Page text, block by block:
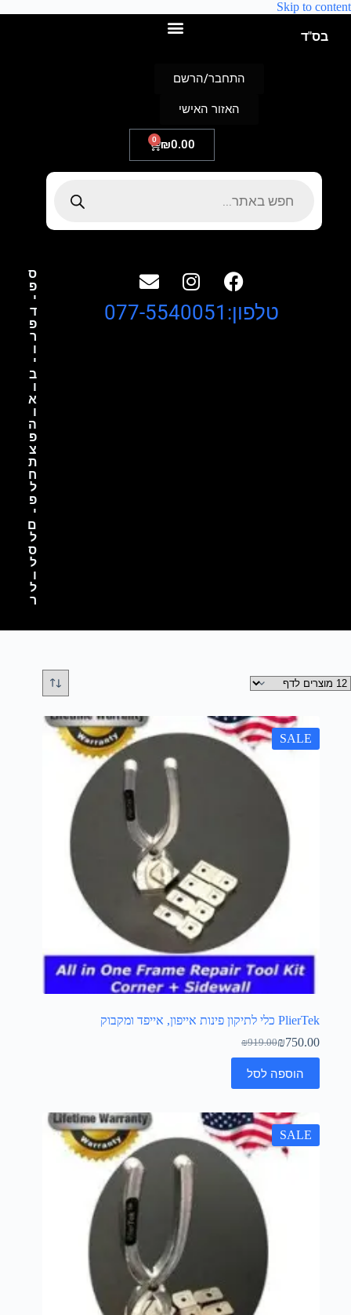
Skip to content
בס"ד
₪0.00
0
התחבר/הרשם
האזור האישי
ס
פ
י
ד
פ
ר
ו
י
ב
ו
א
ו
ה
פ
צ
ת
ח
ל
פ
י
ם
ל
ס
ל
ו
ל
ר
טלפון:077-5540051
SALE
PlierTek כלי לתיקון פינות אייפון, אייפד ומקבוק
₪919.00₪750.00
הוספה לסל
SALE